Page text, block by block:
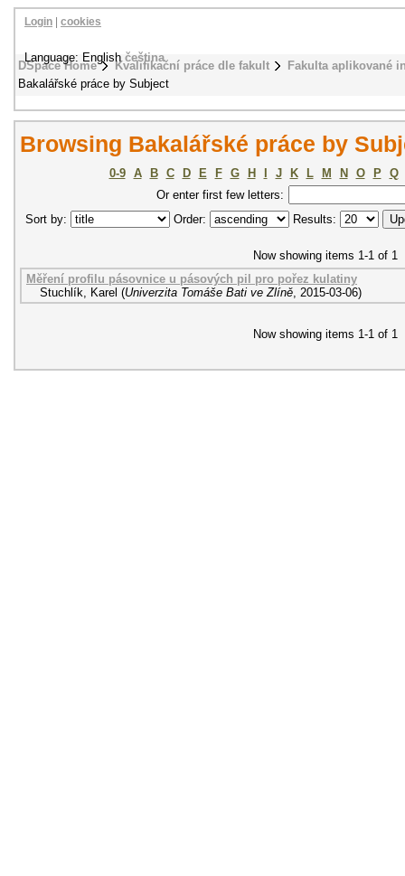
DSpace Home Kvalifikační práce dle fakult
Fakulta aplikované
Bakalářské práce by Subject
Login cookies
Language: Englishčeština
Browsing Bakalářské práce by
0-9 A B C D E F G H J K L M N O P
Q
Or enter first few letters:
Sort by:
Order: Results:
Now showing items 1-1 of 1
Měření profilu pásovnice u pásových pil pro pořez kulatiny
Stuchlík, Karel (Univerzita Tomáše Bati ve Zlíně, 2015-03-06)
Now showing items 1-1 of 1